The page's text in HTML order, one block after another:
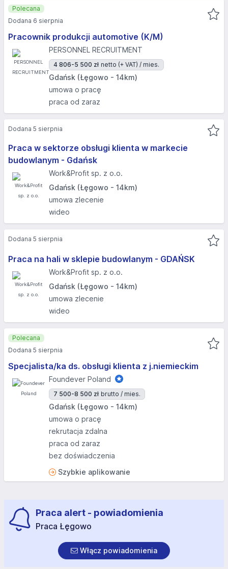
Pracownik produkcji automotive (K/M)
PERSONNEL RECRUITMENT
4 806-5 500 zł netto (+ VAT) / mies.
Gdańsk (Łęgowo - 14km)
umowa o pracę
praca od zaraz
Polecana
Dodana 6 sierpnia
Praca w sektorze obsługi klienta w markecie
budowlanym - Gdańsk
Work&Profit sp. z o.o.
Gdańsk (Łęgowo - 14km)
umowa zlecenie
wideo
Dodana 5 sierpnia
Praca na hali w sklepie budowlanym - GDAŃSK
Work&Profit sp. z o.o.
Gdańsk (Łęgowo - 14km)
umowa zlecenie
wideo
Dodana 5 sierpnia
Specjalista/ka ds. obsługi klienta z j.niemieckim
Foundever Poland
7 500-8 500 zł brutto / mies.
Gdańsk (Łęgowo - 14km)
umowa o pracę
rekrutacja zdalna
praca od zaraz
bez doświadczenia
Szybkie aplikowanie
Polecana
Dodana 5 sierpnia
Praca alert - powiadomienia
Praca Łęgowo
Włącz powiadomienia